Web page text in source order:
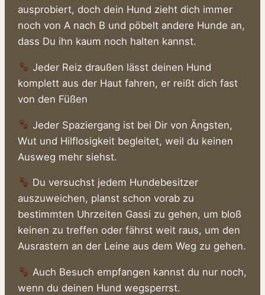
ausprobiert, doch dein Hund zieht dich immer
noch von A nach B und pöbelt andere Hunde an,
dass Du ihn kaum noch halten kannst.
Jeder Reiz draußen lässt deinen Hund
komplett aus der Haut fahren, er reißt dich fast
von den Füßen
Jeder Spaziergang ist bei Dir von Ängsten,
Wut und Hilflosigkeit begleitet, weil du keinen
Ausweg mehr siehst.
Du versuchst jedem Hundebesitzer
auszuweichen, planst schon vorab zu
bestimmten Uhrzeiten Gassi zu gehen, um bloß
keinen zu treffen oder fährst weit raus, um den
Ausrastern an der Leine aus dem Weg zu gehen.
Auch Besuch empfangen kannst du nur noch,
wenn du deinen Hund wegsperrst.